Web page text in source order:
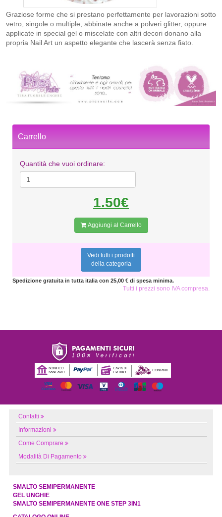
Graziose forme che si prestano perfettamente per lavorazioni sotto
vetro, singole o multiple, abbinate anche a polveri glitter, oppure
applicate in special gel o miscelate con altri decori donano alla
propria Nail Art un aspetto elegante che lascerà senza fiato.
Carrello
Quantità che vuoi ordinare:
1.50€
Aggiungi al Carrello
Vedi tutti i prodotti
della categoria
Spedizione gratuita in tutta italia con 25,00 € di spesa minima.
Tutti i prezzi sono IVA compresa.
Contatti
Informazioni
Come Comprare
Modalità Di Pagamento
SMALTO SEMIPERMANENTE
GEL UNGHIE
SMALTO SEMIPERMANENTE ONE STEP 3IN1